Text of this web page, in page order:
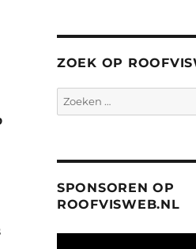
ZOEK OP
Zoeken
naar:
SPONSOREN OP
ROOFVISWEB.NL